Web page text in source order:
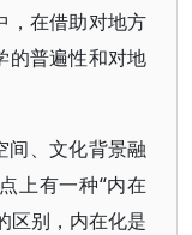
，在借助对地方
的普遍性和对地
间、文化背景融
上有一种“内在
区别，内在化是